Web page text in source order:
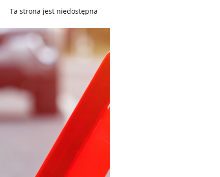
Ta strona jest niedostępna
Trang này không có
Esta página não está
disponível
このページは現在利用できま
せん
Pagina non disponibile
هذه الصفحة غير متوفرة